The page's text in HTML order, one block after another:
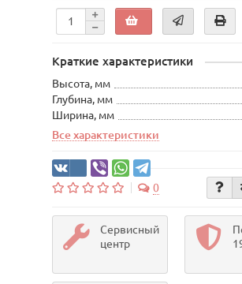
Краткие характеристики
Высота, мм
Глубина, мм
Ширина, мм
Все характеристики
0
Сервисный
центр